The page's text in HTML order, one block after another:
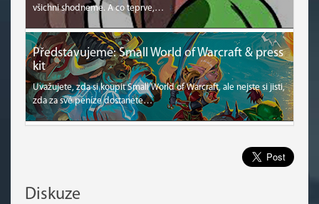
všichni shodneme. A co teprve,…
Představujeme: Small World of Warcraft & press
kit
Uvažujete, zda si koupit Small World of Warcraft, ale nejste si jisti,
zda za své peníze dostanete…
Diskuze